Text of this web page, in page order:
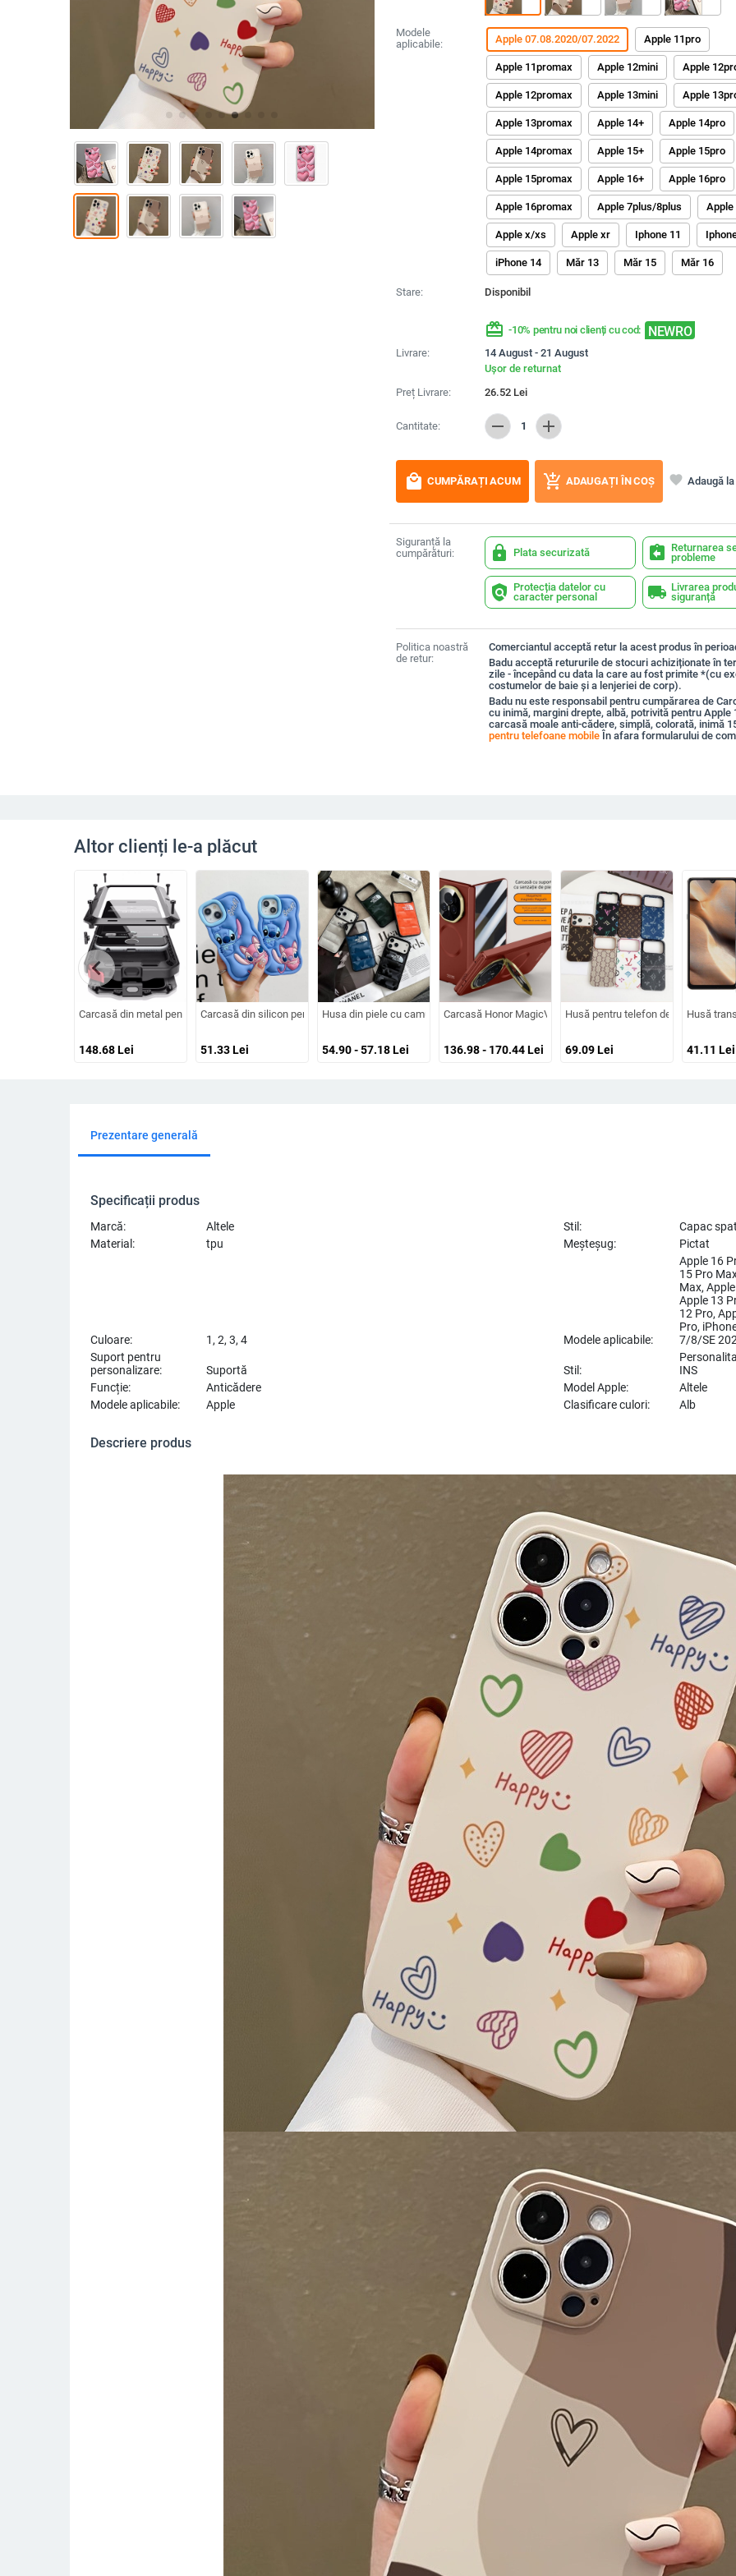
Modele
aplicabile:
Apple 07.08.2020/07.2022 Apple 11pro
Apple 11promax Apple 12mini Apple
Apple 12promax Apple 13mini Apple
Apple 13promax Apple 14+ Apple 14pro
Apple 14promax Apple 15+ Apple 15pro
Apple 15promax Apple 16+ Apple 16pro
Apple 16promax Apple 7plus/8plus Apple
Apple x/xs Apple xr Iphone 11
iPhone 14 Măr 13 Măr 15 Măr 16
Stare: Disponibil
redeem -10% pentru noi clienți cu cod: NEWRO
Livrare:
14 August - 21 August
Ușor de returnat
Preț Livrare:
26.52Lei
Cantitate: remove 1 add
local_mall CUMPĂRAȚI ACUM add_shopping_cart ADAUGAȚI ÎN COȘ favorite Adaugă
Siguranță la
cumpărături:
lock Plata securizată assignment_return Returnarea
probleme
policy Protecția datelor cu
caracter personal
local_shipping Livrarea
siguranță
Politica noastră
de retur:
Comerciantul acceptă retur la acest produs în
Badu acceptă retururile de stocuri achiziționate în
zile - începând cu data la care au fost primite *(cu
costumelor de baie și a lenjeriei de corp).
Badu nu este responsabil pentru cumpărarea de
cu inimă, margini drepte, albă, potrivită pentru Apple
carcasă moale anti-cădere, simplă, colorată, inimă
pentru telefoane mobileÎn afara formularului de
Altor clienți le-a plăcut
Carcasă din metal pentru Samsung Galaxy S24/S23/S25 Ultra, spate, prelucrată, personalizabilă, disipare căldură, anti-cadere, anti-amprentă
148.68Lei
Carcasă din silicon pentru iPhone cu design cartoon – protecție anti-cădere, finisaj mat, compatibilă cu seria
51.33Lei
Husa din piele cu camuflaj 3D, căptușeală din bumbac, stil jachetă de iarnă, compatibilă
54.90 - 57.18Lei
Carcasă Honor MagicV3 cu senzație de piele și balama
136.98 - 170.44Lei
Husă pentru telefon denim, stil lux
69.09Lei
Husă
41.11 Lei
chevron_left
Prezentare generală
Specificații produs
Marcă: Altele Stil:
Capac
Material:
tpu Meșteșug: Pictat
Culoare: 1, 2, 3, 4 Modele aplicabile:
Apple 16
15 Pro
Max,
Apple 13
12 Pro,
Pro,
7/8/SE
Suport pentru
personalizare:
Suportă Stil:
INS
Funcție:
Anticădere Model Apple:
Altele
Modele aplicabile:
Apple Clasificare culori: Alb
Descriere produs